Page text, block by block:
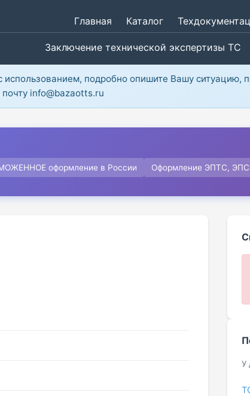
Главная Каталог
Заключение технической экспертизы ТС
подробно опишите Вашу ситуацию,
почту info@bazaotts.ru
оформление в России Оформление ЭПТС,
У